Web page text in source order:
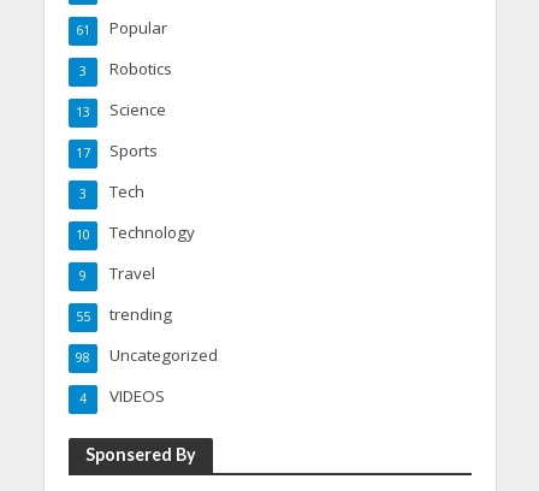
Popular
61
Robotics
3
Science
13
Sports
17
Tech
3
Technology
10
Travel
9
trending
55
Uncategorized
98
VIDEOS
4
Sponsered By